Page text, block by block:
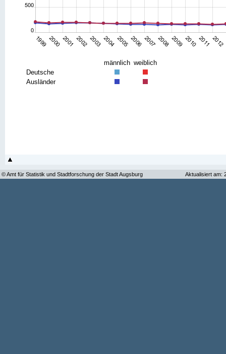
männlich weiblich
Deutsche
Ausländer
© Amt für Statistik und Stadtforschung der Stadt Augsburg Aktualisiert am: